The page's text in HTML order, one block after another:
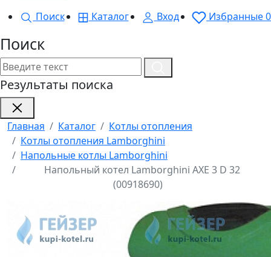
Поиск
Каталог Вход Избранные0
Поиск
Результаты поиска
Главная Каталог
Котлы отопления
Котлы отопления Lamborghini
Напольные котлы Lamborghini
Напольный котел Lamborghini AXE 3 D 32
(00918690)